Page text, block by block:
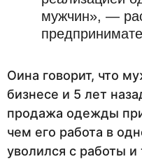
мужчин», —
Оина говорит, что
бизнесе и 5 лет
продажа одежды
чем его работа в
уволился с работы